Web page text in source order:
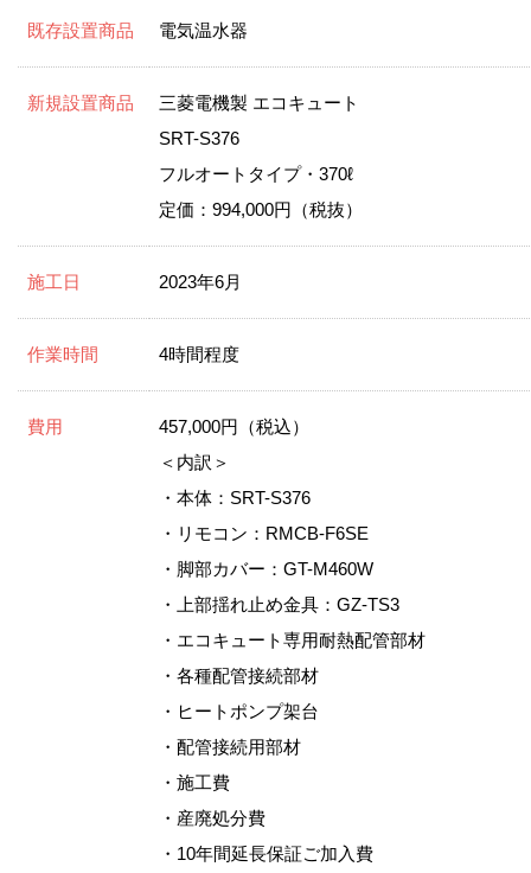
既存設置商品 電気温水器
新規設置商品
三菱電機製 エコキュート
SRT-S376
フルオートタイプ・370ℓ
定価：994,000円（税抜）
施工日 2023年6月
作業時間 4時間程度
費用
457,000円（税込）
＜内訳＞
・本体：SRT-S376
・リモコン：RMCB-F6SE
・脚部カバー：GT-M460W
・上部揺れ止め金具：GZ-TS3
・エコキュート専用耐熱配管部材
・各種配管接続部材
・ヒートポンプ架台
・配管接続用部材
・施工費
・産廃処分費
・10年間延長保証ご加入費